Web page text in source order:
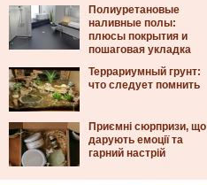
Полиуретановые
наливные полы:
плюсы покрытия и
пошаговая укладка
Террариумный грунт:
что следует помнить
Приємні сюрпризи, що
дарують емоції та
гарний настрій